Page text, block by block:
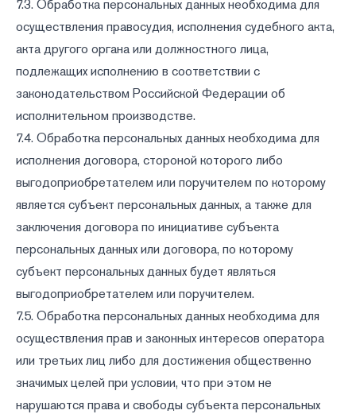
7.3. Обработка персональных данных необходима для
осуществления правосудия, исполнения судебного акта,
акта другого органа или должностного лица,
подлежащих исполнению в соответствии с
законодательством Российской Федерации об
исполнительном производстве.
7.4. Обработка персональных данных необходима для
исполнения договора, стороной которого либо
выгодоприобретателем или поручителем по которому
является субъект персональных данных, а также для
заключения договора по инициативе субъекта
персональных данных или договора, по которому
субъект персональных данных будет являться
выгодоприобретателем или поручителем.
7.5. Обработка персональных данных необходима для
осуществления прав и законных интересов оператора
или третьих лиц либо для достижения общественно
значимых целей при условии, что при этом не
нарушаются права и свободы субъекта персональных